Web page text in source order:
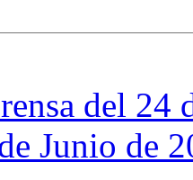
del 24
Junio de